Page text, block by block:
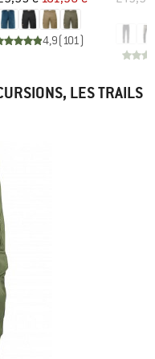
4,9( 101)
LES TRAILS